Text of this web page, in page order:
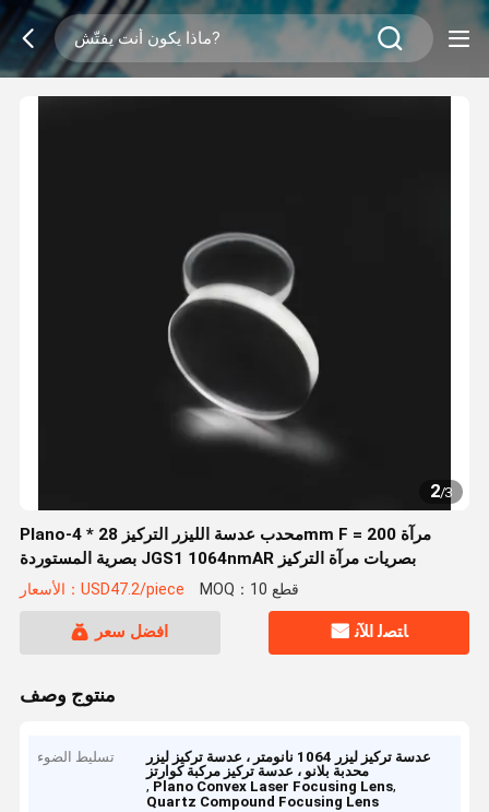
2/3
Plano-محدب عدسة الليزر التركيز 28 * 4mm F = 200 مرآة
بصرية المستوردة JGS1 1064nmAR بصريات مرآة التركيز
الأسعار：USD47.2/piece MOQ：10 قطع
افضل سعر ﺎﺘﺼﻟ ﺍﻶﻧ
منتوج وصف
تسليط الضوء
عدسة تركيز ليزر 1064 نانومتر ، عدسة تركيز ليزر
محدبة بلانو ، عدسة تركيز مركبة كوارتز
, Plano Convex Laser Focusing Lens,
Quartz Compound Focusing Lens